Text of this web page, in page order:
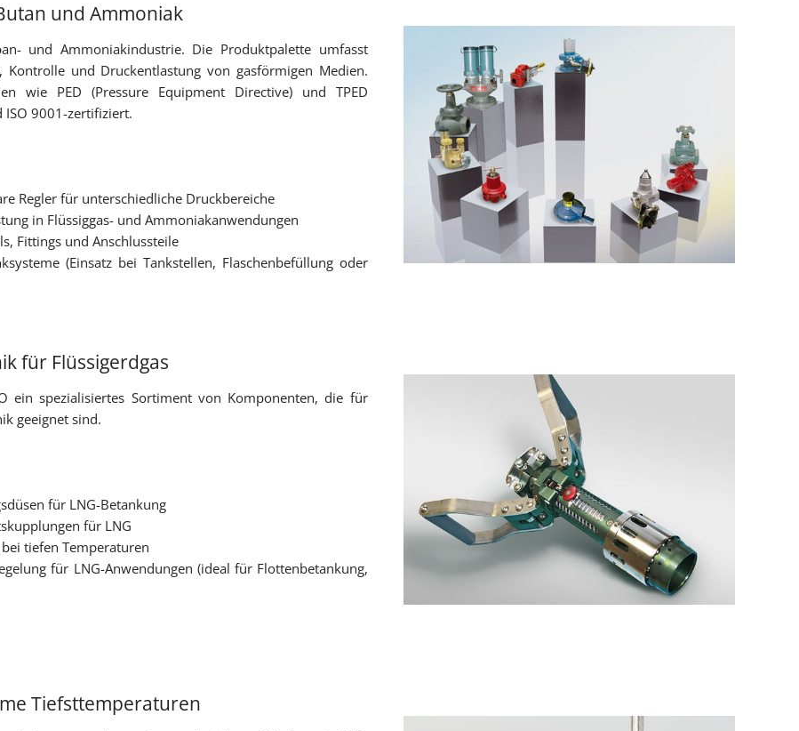
und Ammoniak
und Ammoniakindustrie. Die Produktpalette umfasst
und Druckentlastung von gasförmigen Medien.
wie PED (Pressure Equipment Directive) und TPED
ISO 9001-zertifiziert.
Regler für unterschiedliche Druckbereiche
in Flüssiggas- und Ammoniakanwendungen
Fittings und Anschlussteile
(Einsatz bei Tankstellen, Flaschenbefüllung oder
für Flüssigerdgas
ein spezialisiertes Sortiment von Komponenten, die für
geeignet sind.
für LNG-Betankung
für LNG
tiefen Temperaturen
für LNG-Anwendungen (ideal für Flottenbetankung,
Tiefsttemperaturen